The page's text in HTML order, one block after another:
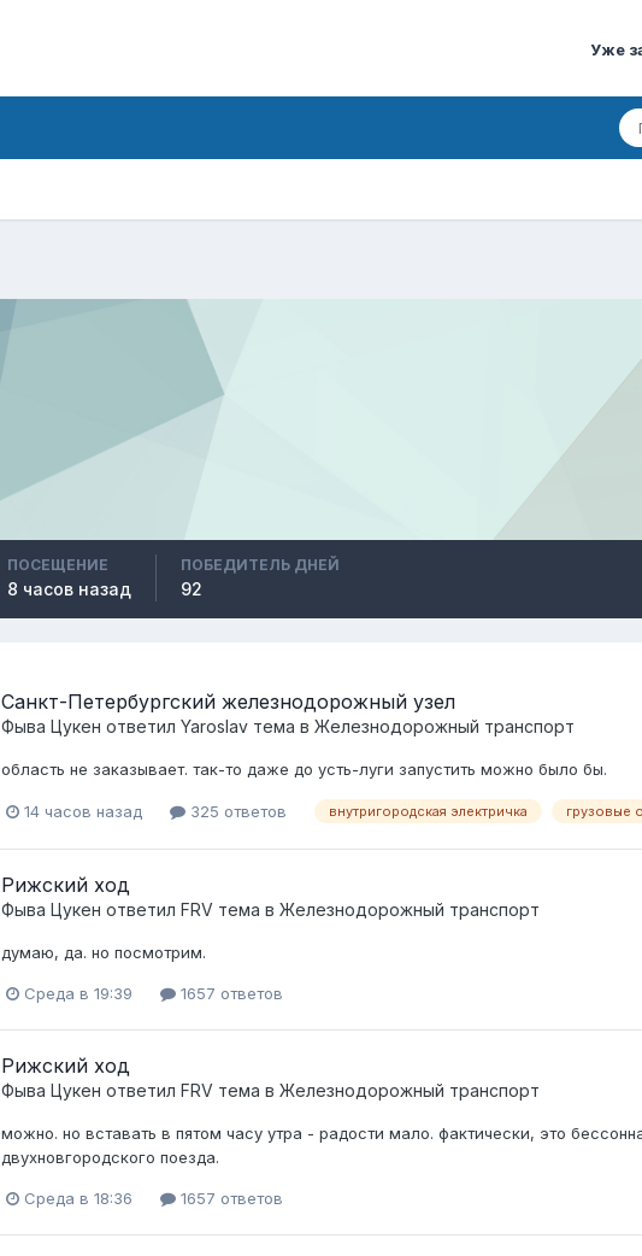
Уже
ПОСЕЩЕНИЕ
8 часов назад
ПОБЕДИТЕЛЬ ДНЕЙ
92
Санкт-Петербургский железнодорожный узел
Фыва Цукен ответил Yaroslav тема в Железнодорожный транспорт
область не заказывает. так-то даже до усть-луги запустить можно было бы.
14 часов назад 325 ответов внутригородская электричка грузовые
Рижский ход
Фыва Цукен ответил FRV тема в Железнодорожный транспорт
думаю, да. но посмотрим.
Среда в 19:39 1657 ответов
Рижский ход
Фыва Цукен ответил FRV тема в Железнодорожный транспорт
можно. но вставать в пятом часу утра - радости мало. фактически, это
двухновгородского поезда.
Среда в 18:36 1657 ответов